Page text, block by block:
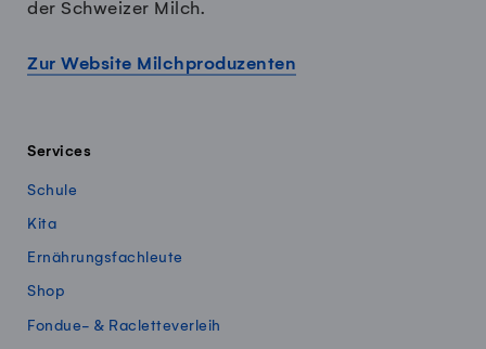
der Schweizer Milch.
Zur Website Milchproduzenten
Services
Schule
Kita
Ernährungsfachleute
Shop
Fondue- & Racletteverleih